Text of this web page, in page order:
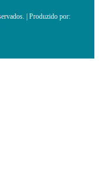
| Produzido por: